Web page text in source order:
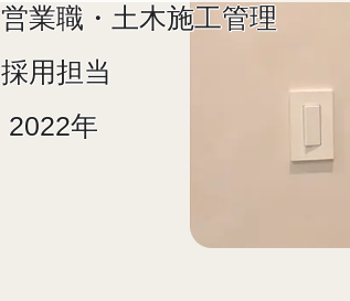
営業職・土木施工管理
採用担当
2022年